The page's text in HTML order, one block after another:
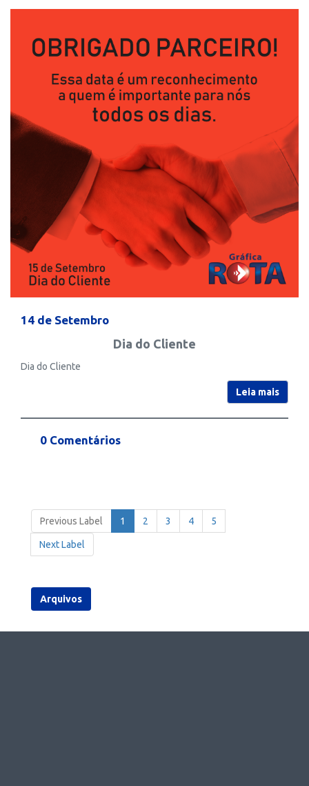
14 de Setembro
Dia do Cliente
Dia do Cliente
Leia mais
0 Comentários
Previous Label 1 2 3 4 5
Next Label
Arquivos